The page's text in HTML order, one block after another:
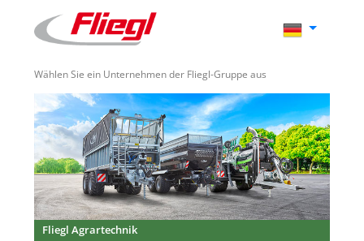
Wählen Sie ein Unternehmen der Fliegl-Gruppe aus
Fliegl Agrartechnik